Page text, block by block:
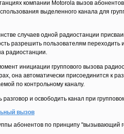
компании Motorola вызов
выделенного канала для
случаев одной радиостанции
разрешить пользователям
радиостанции.
инициации группового вызова
она автоматически присоединится к
по контрольному каналу.
разговор и освободить канал при
вызов
абонентов по принципу "вызывающий